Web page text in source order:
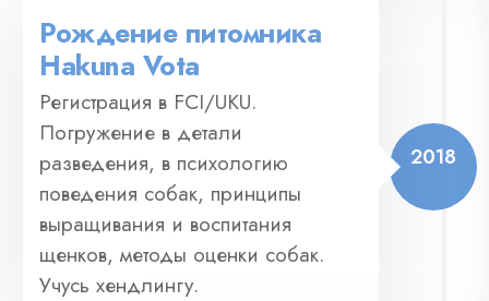
2018
Рождение питомника
Hakuna Vota
Регистрация в FCI/UKU.
Погружение в детали
разведения, в психологию
поведения собак, принципы
выращивания и воспитания
щенков, методы оценки собак.
Учусь хендлингу.